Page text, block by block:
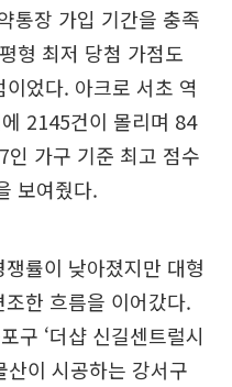
통장 가입 기간을 충족
형 최저 당첨 가점도
었다. 아크로 서초 역
2145건이 몰리며 84
인 가구 기준 최고 점수
보여줬다.
률이 낮아졌지만 대형
한 흐름을 이어갔다.
구 ‘더샵 신길센트럴시
이 시공하는 강서구